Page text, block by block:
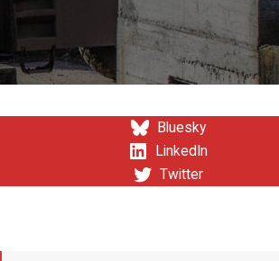
Bluesky
LinkedIn
Twitter